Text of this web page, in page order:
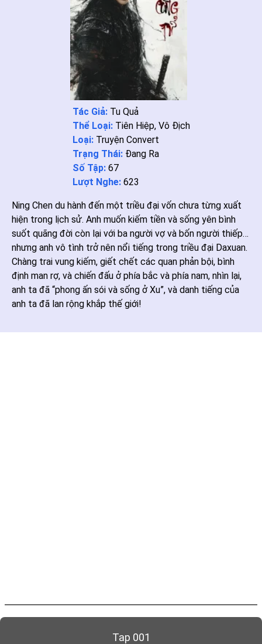
Tác Giả: Tu Quả
Thể Loại: Tiên Hiệp, Vô Địch
Loại: Truyện Convert
Trạng Thái: Đang Ra
Số Tập: 67
Lượt Nghe: 623
Ning Chen du hành đến một triều đại vốn chưa từng xuất
hiện trong lịch sử. Anh muốn kiếm tiền và sống yên bình
suốt quãng đời còn lại với ba người vợ và bốn người thiếp…
nhưng anh vô tình trở nên nổi tiếng trong triều đại Daxuan.
Chàng trai vung kiếm, giết chết các quan phản bội, bình
định man rợ, và chiến đấu ở phía bắc và phía nam, nhìn lại,
anh ta đã “phong ấn sói và sống ở Xu”, và danh tiếng của
anh ta đã lan rộng khắp thế giới!
Tap 001